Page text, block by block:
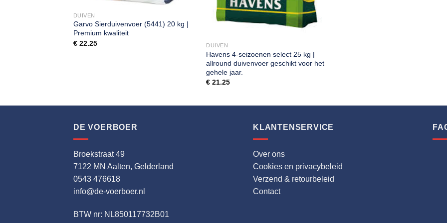
DUIVEN
Garvo Sierduivenvoer (5441) 20 kg |
Premium kwaliteit
€22.25 DUIVEN
Havens 4-seizoenen select 25 kg |
allround duivenvoer geschikt voor het
gehele jaar.
€ 21.25
DE VOERBOER
Broekstraat 49
7122 MN Aalten, Gelderland
0543 476618
info@de-voerboer.nl
BTW nr: NL850117732B01
KLANTENSERVICE
Over ons
Cookies en privacybeleid
Verzend & retourbeleid
Contact